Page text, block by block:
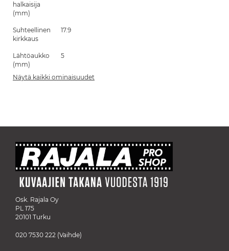
halkaisija
(mm)
Suhteellinen
kirkkaus
17.9
Lähtöaukko
(mm)
5
Näytä kaikki ominaisuudet
Osk. Rajala Oy
PL 175
20101 Turku
020 7530 222 (Vaihde)